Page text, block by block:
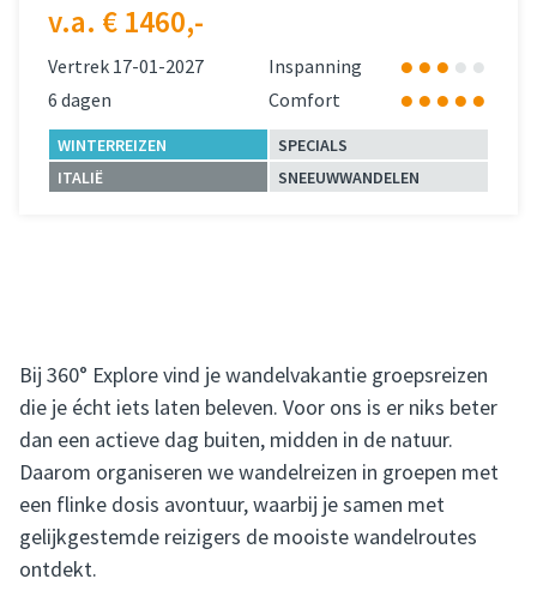
v.a. € 1460,-
Vertrek 17-01-2027
Inspanning
6 dagen
Comfort
WINTERREIZEN
SPECIALS
ITALIË
SNEEUWWANDELEN
Bij 360° Explore vind je wandelvakantie groepsreizen
die je écht iets laten beleven. Voor ons is er niks beter
dan een actieve dag buiten, midden in de natuur.
Daarom organiseren we wandelreizen in groepen met
een flinke dosis avontuur, waarbij je samen met
gelijkgestemde reizigers de mooiste wandelroutes
ontdekt.